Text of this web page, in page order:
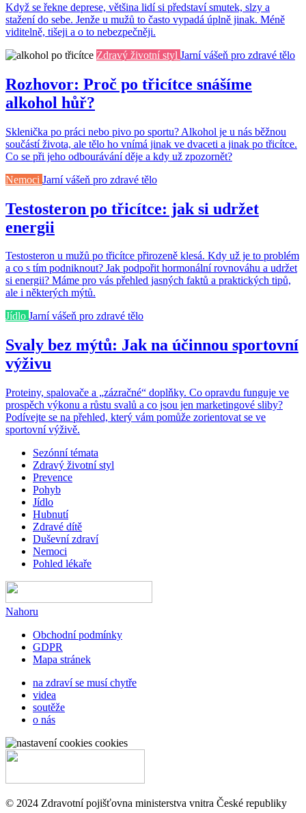
Když se řekne deprese, většina lidí si představí smutek, slzy a
stažení do sebe. Jenže u mužů to často vypadá úplně jinak. Méně
viditelně, tišeji a o to nebezpečněji.
Zdravý životní styl Jarní vášeň pro zdravé tělo
Rozhovor: Proč po třicítce snášíme
alkohol hůř?
Sklenička po práci nebo pivo po sportu? Alkohol je u nás běžnou
součástí života, ale tělo ho vnímá jinak ve dvaceti a jinak po třicítce.
Co se při jeho odbourávání děje a kdy už zpozornět?
Nemoci Jarní vášeň pro zdravé tělo
Testosteron po třicítce: jak si udržet
energii
Testosteron u mužů po třicítce přirozeně klesá. Kdy už je to problém
a co s tím podniknout? Jak podpořit hormonální rovnováhu a udržet
si energii? Máme pro vás přehled jasných faktů a praktických tipů,
ale i některých mýtů.
Jídlo Jarní vášeň pro zdravé tělo
Svaly bez mýtů: Jak na účinnou sportovní
výživu
Proteiny, spalovače a „zázračné“ doplňky. Co opravdu funguje ve
prospěch výkonu a růstu svalů a co jsou jen marketingové sliby?
Podívejte se na přehled, který vám pomůže zorientovat se ve
sportovní výživě.
Sezónní témata
Zdravý životní styl
Prevence
Pohyb
Jídlo
Hubnutí
Zdravé dítě
Duševní zdraví
Nemoci
Pohled lékaře
Nahoru
Obchodní podmínky
GDPR
Mapa stránek
na zdraví se musí chytře
videa
soutěže
o nás
cookies
© 2024 Zdravotní pojišťovna ministerstva vnitra České republiky